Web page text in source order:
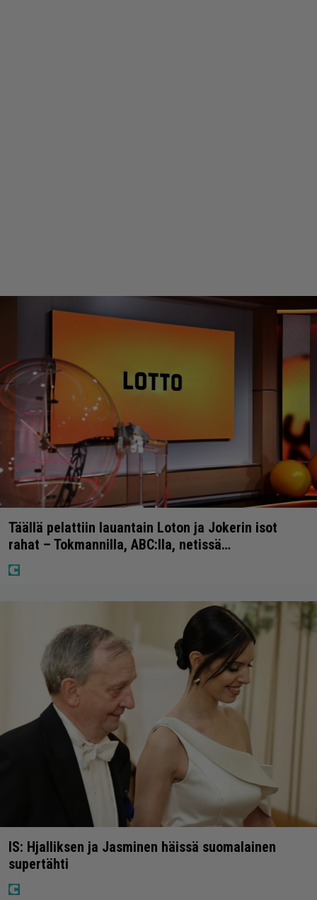
Täällä pelattiin lauantain Loton ja Jokerin isot
rahat – Tokmannilla, ABC:lla, netissä…
IS: Hjalliksen ja Jasminen häissä suomalainen
supertähti